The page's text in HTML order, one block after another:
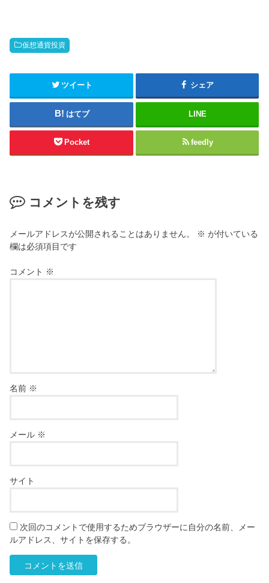
仮想通貨投資
ツイート シェア
はてブ LINE
Pocket feedly
コメントを残す
メールアドレスが公開されることはありません。 ※ が付いている
欄は必須項目です
コメント ※
名前 ※
メール ※
サイト
次回のコメントで使用するためブラウザーに自分の名前、メー
ルアドレス、サイトを保存する。